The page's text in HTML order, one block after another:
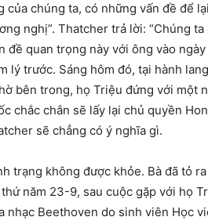
của chúng ta, có những vấn đề để
nghị”. Thatcher trả lời: “Chúng
đề quan trọng này với ông vào ngày
lý trước. Sáng hôm đó, tại hành
bên trong, họ Triệu đứng với một
chắc chắn sẽ lấy lại chủ quyền
sẽ chẳng có ý nghĩa gì.
trạng không được khỏe. Bà đã tỏ
năm 23-9, sau cuộc gặp với họ
Beethoven do sinh viên Học